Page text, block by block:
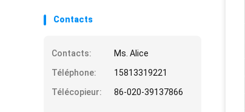
Contacts
Contacts:
Ms. Alice
Téléphone:
15813319221
Télécopieur:
86-020-39137866